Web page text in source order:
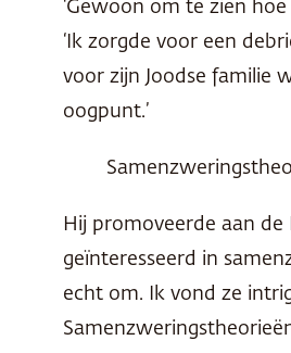
‘Gewoon om te zien
‘Ik zorgde voor een
voor zijn Joodse familie
oogpunt.’
Hij promoveerde aan
geïnteresseerd in
echt om. Ik vond ze